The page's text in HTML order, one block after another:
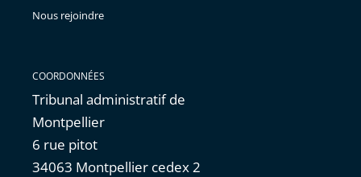
Nous rejoindre
COORDONNÉES
Tribunal administratif de
Montpellier
6 rue pitot
34063 Montpellier cedex 2